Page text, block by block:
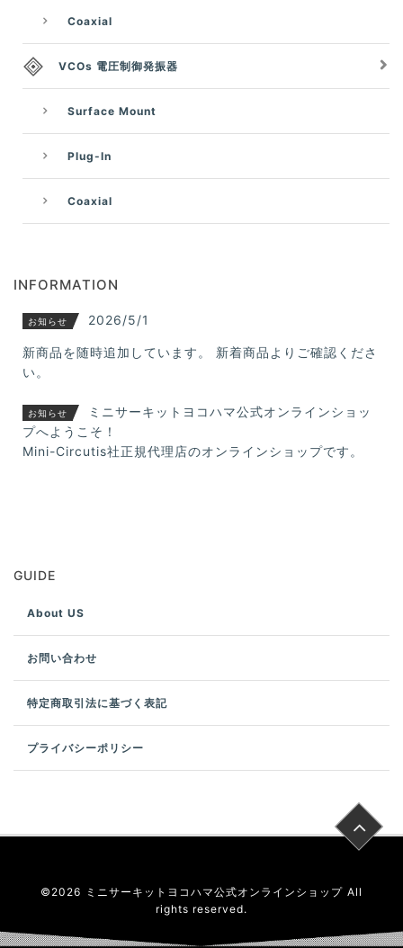
Coaxial
VCOs 電圧制御発振器
Surface Mount
Plug-In
Coaxial
INFORMATION
お知らせ 2026/5/1
新商品を随時追加しています。 新着商品よりご確認くださ
い。
お知らせ
ミニサーキットヨコハマ公式オンラインショッ
プへようこそ！
Mini-Circutis社正規代理店のオンラインショップです。
GUIDE
About US
お問い合わせ
特定商取引法に基づく表記
プライバシーポリシー
© 2026 ミニサーキットヨコハマ公式オンラインショップ All
rights reserved.